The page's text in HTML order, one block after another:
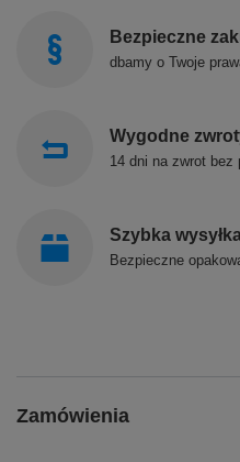
Bezpieczne
dbamy o Twoje
Wygodne
14 dni na zwrot bez
Szybka
Bezpieczne
Zamówienia